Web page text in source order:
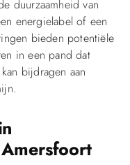
duurzaamheid van
energielabel of een
bieden potentiële
in een pand dat
bijdragen aan